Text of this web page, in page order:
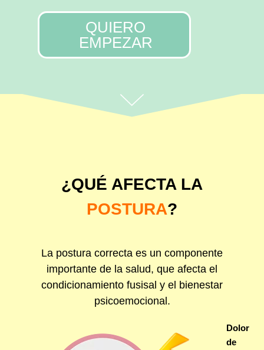
QUIERO
EMPEZAR
¿QUÉ AFECTA LA
POSTURA?
La postura correcta es un componente
importante de la salud, que afecta el
condicionamiento fusisal y el bienestar
psicoemocional.
Dolor
de